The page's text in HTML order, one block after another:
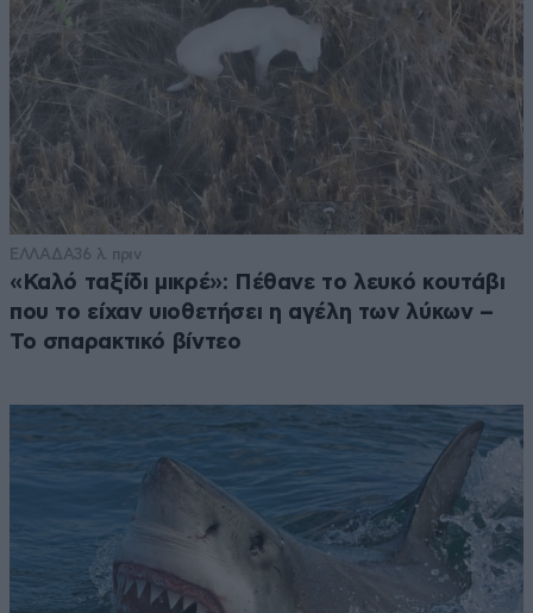
ΕΛΛΑΔΑ36 λ. πριν
«Καλό ταξίδι μικρέ»: Πέθανε το λευκό κουτάβι
που το είχαν υιοθετήσει η αγέλη των λύκων –
Το σπαρακτικό βίντεο